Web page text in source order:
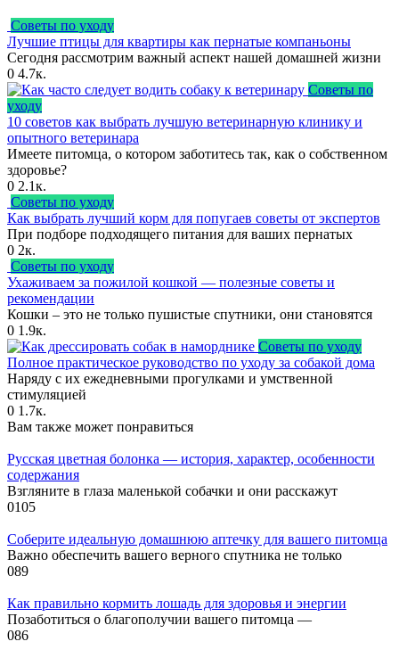
Советы по уходу
Лучшие птицы для квартиры как пернатые компаньоны
Сегодня рассмотрим важный аспект нашей домашней жизни
0 4.7к.
Советы по
уходу
10 советов как выбрать лучшую ветеринарную клинику и
опытного ветеринара
Имеете питомца, о котором заботитесь так, как о собственном
здоровье?
0 2.1к.
Советы по уходу
Как выбрать лучший корм для попугаев советы от экспертов
При подборе подходящего питания для ваших пернатых
0 2к.
Советы по уходу
Ухаживаем за пожилой кошкой — полезные советы и
рекомендации
Кошки – это не только пушистые спутники, они становятся
0 1.9к.
Советы по уходу
Полное практическое руководство по уходу за собакой дома
Наряду с их ежедневными прогулками и умственной
стимуляцией
0 1.7к.
Вам также может понравиться
Русская цветная болонка — история, характер, особенности
содержания
Взгляните в глаза маленькой собачки и они расскажут
0105
Соберите идеальную домашнюю аптечку для вашего питомца
Важно обеспечить вашего верного спутника не только
089
Как правильно кормить лошадь для здоровья и энергии
Позаботиться о благополучии вашего питомца —
086